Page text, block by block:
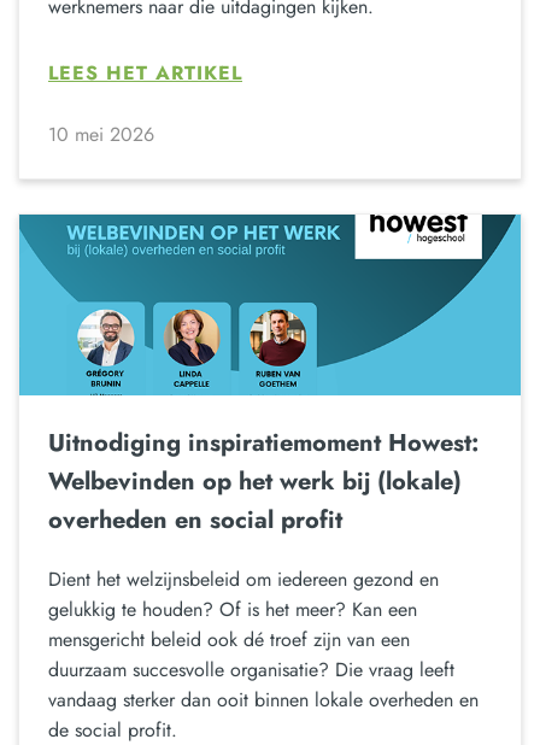
werknemers naar die uitdagingen kijken.
LEES HET ARTIKEL
10 mei 2026
Uitnodiging inspiratiemoment Howest:
Welbevinden op het werk bij (lokale)
overheden en social profit
Dient het welzijnsbeleid om iedereen gezond en
gelukkig te houden? Of is het meer? Kan een
mensgericht beleid ook dé troef zijn van een
duurzaam succesvolle organisatie? Die vraag leeft
vandaag sterker dan ooit binnen lokale overheden en
de social profit.